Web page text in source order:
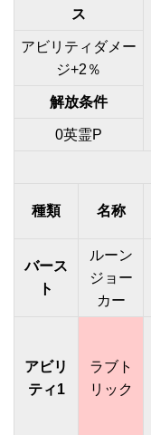
ス
アビリティダメー
ジ+2％
解放条件
0英霊P
種類 名称
バース
ト
ルーン
ジョー
カー
アビリ
ティ1
ラブト
リック